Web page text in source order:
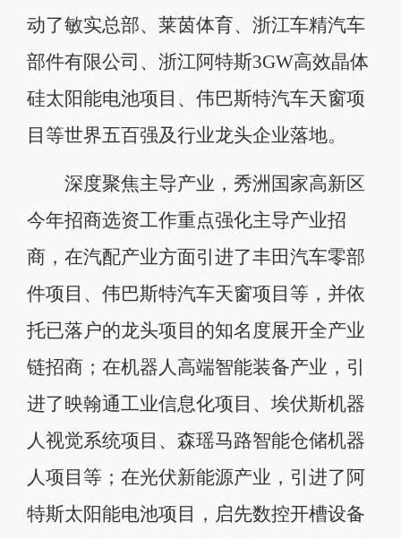
动了敏实总部、莱茵体育、浙江车精汽车
部件有限公司、浙江阿特斯3GW高效晶体
硅太阳能电池项目、伟巴斯特汽车天窗项
目等世界五百强及行业龙头企业落地。
深度聚焦主导产业，秀洲国家高新区
今年招商选资工作重点强化主导产业招
商，在汽配产业方面引进了丰田汽车零部
件项目、伟巴斯特汽车天窗项目等，并依
托已落户的龙头项目的知名度展开全产业
链招商；在机器人高端智能装备产业，引
进了映翰通工业信息化项目、埃伏斯机器
人视觉系统项目、森瑶马路智能仓储机器
人项目等；在光伏新能源产业，引进了阿
特斯太阳能电池项目，启先数控开槽设备